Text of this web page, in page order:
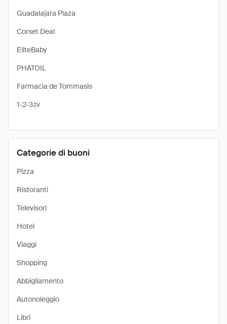
Guadalajara Plaza
Corset Deal
EliteBaby
PHATOIL
Farmacia de Tommasis
1-2-3.tv
Categorie di buoni
Pizza
Ristoranti
Televisori
Hotel
Viaggi
Shopping
Abbigliamento
Autonoleggio
Libri